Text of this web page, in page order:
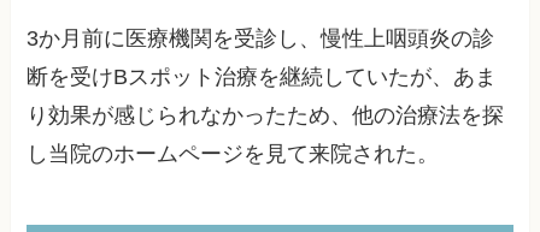
3か月前に医療機関を受診し、慢性上咽頭炎の診
断を受けBスポット治療を継続していたが、あま
り効果が感じられなかったため、他の治療法を探
し当院のホームページを見て来院された。